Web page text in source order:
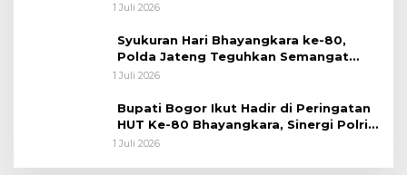
ke-80
1 Juli 2026
Syukuran Hari Bhayangkara ke-80,
Polda Jateng Teguhkan Semangat
Pengabdian dan Pererat Kebersamaan
1 Juli 2026
Bupati Bogor Ikut Hadir di Peringatan
HUT Ke-80 Bhayangkara, Sinergi Polri
dan Pemkab Bogor Jadi Kunci Menjaga
1 Juli 2026